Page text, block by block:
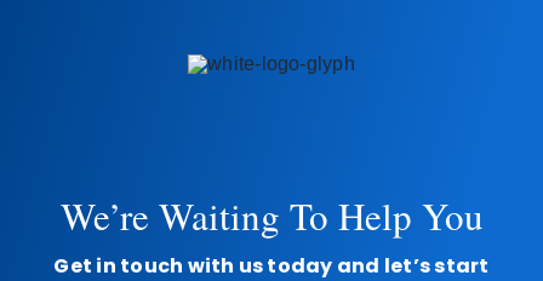
We’re Waiting To Help You
Get in touch with us today and let’s start